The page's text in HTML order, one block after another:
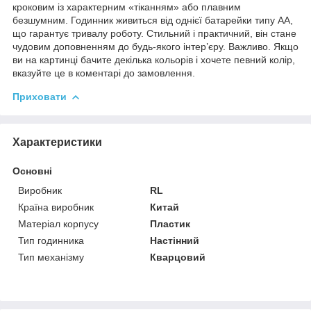
кроковим із характерним «тіканням» або плавним
безшумним. Годинник живиться від однієї батарейки типу АА,
що гарантує тривалу роботу. Стильний і практичний, він стане
чудовим доповненням до будь-якого інтер’єру. Важливо. Якщо
ви на картинці бачите декілька кольорів і хочете певний колір,
вказуйте це в коментарі до замовлення.
Приховати
Характеристики
Основні
Виробник
RL
Країна виробник
Китай
Матеріал корпусу
Пластик
Тип годинника
Настінний
Тип механізму
Кварцовий